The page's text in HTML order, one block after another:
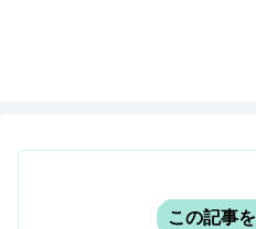
この記事